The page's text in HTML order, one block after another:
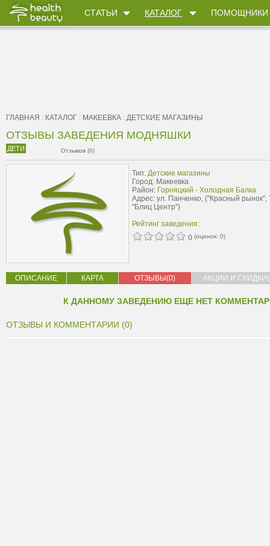
СТАТЬИ КАТАЛОГ ПОМОЩНИКИ
ГЛАВНАЯ : КАТАЛОГ : МАКЕЕВКА : ДЕТСКИЕ МАГАЗИНЫ
ОТЗЫВЫ ЗАВЕДЕНИЯ МОДНЯШКИ
ДЕТИ Отзывов (0)
Тип: Детские магазины
Город: Макеевка
Район: Горняцкий - Холодная Балка
Адрес: ул. Панченко, ("Красный рынок",
"Блиц Центр")
Рейтинг заведения:
0 (оценок: 0)
ОПИСАНИЕ КАРТА ОТЗЫВЫ(0) АКЦИИ И
К ДАННОМУ ЗАВЕДЕНИЮ ЕЩЕ НЕТ
ОТЗЫВЫ И КОММЕНТАРИИ (0)